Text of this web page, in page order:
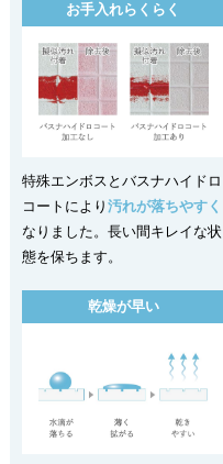
お手入れらくらく
特殊エンボスとバスナハイドロ
コートにより 汚れが落ちやすく
なりました。長い間キレイな状
態を保ちます。
乾燥が早い